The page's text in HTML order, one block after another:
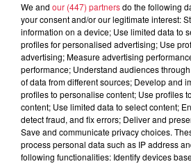
We and our (447) partnersdo the following
your consent and/or our legitimate interest:
information on a device; Use limited data to
profiles for personalised advertising; Use
advertising; Measure advertising
performance; Understand audiences
of data from different sources; Develop and
profiles to personalise content; Use profiles
content; Use limited data to select content;
detect fraud, and fix errors; Deliver and
Save and communicate privacy choices.
process personal data such as IP address
following functionalities: Identify devices